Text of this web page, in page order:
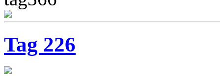
Tag 226